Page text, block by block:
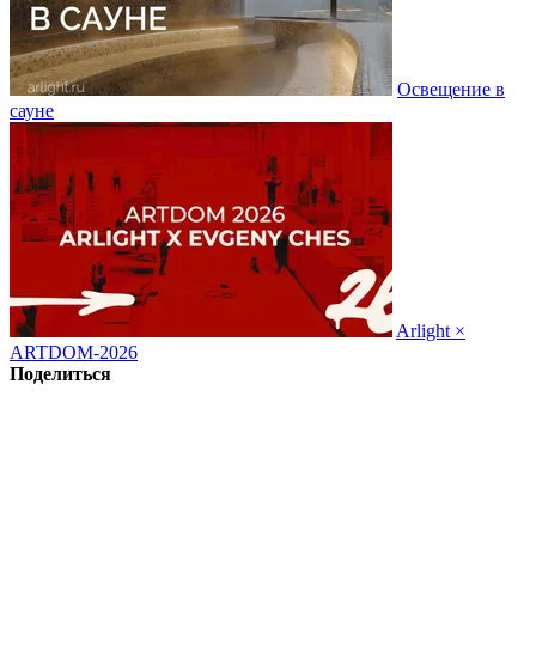
Освещение в
сауне
Arlight ×
ARTDOM-2026
Поделиться